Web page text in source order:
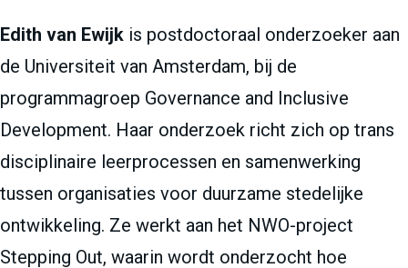
Edith van Ewijk is postdoctoraal onderzoeker aan
de Universiteit van Amsterdam, bij de
programmagroep Governance and Inclusive
Development. Haar onderzoek richt zich op trans
disciplinaire leerprocessen en samenwerking
tussen organisaties voor duurzame stedelijke
ontwikkeling. Ze werkt aan het NWO-project
Stepping Out, waarin wordt onderzocht hoe